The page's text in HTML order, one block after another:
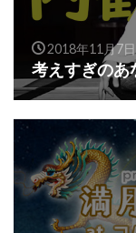
2018年11月7日
考えすぎの